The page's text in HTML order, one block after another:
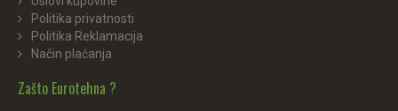
Politika privatnosti
Politika Reklamacija
Način plaćanja
Zašto Eurotehna ?